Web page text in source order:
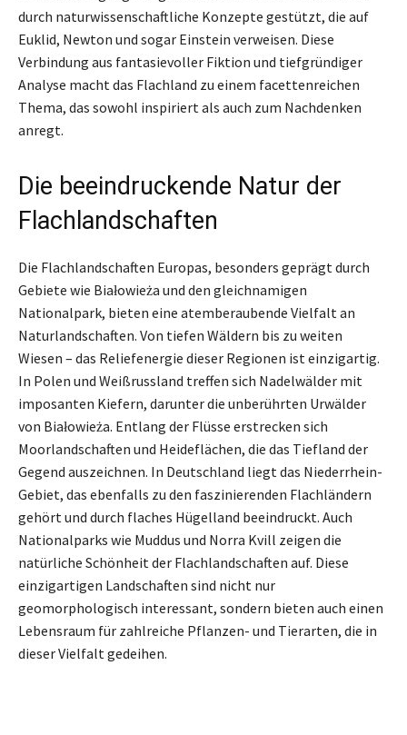
durch naturwissenschaftliche Konzepte gestützt, die auf
Euklid, Newton und sogar Einstein verweisen. Diese
Verbindung aus fantasievoller Fiktion und tiefgründiger
Analyse macht das Flachland zu einem facettenreichen
Thema, das sowohl inspiriert als auch zum Nachdenken
anregt.
Die beeindruckende Natur der
Flachlandschaften
Die Flachlandschaften Europas, besonders geprägt durch
Gebiete wie Białowieża und den gleichnamigen
Nationalpark, bieten eine atemberaubende Vielfalt an
Naturlandschaften. Von tiefen Wäldern bis zu weiten
Wiesen – das Reliefenergie dieser Regionen ist einzigartig.
In Polen und Weißrussland treffen sich Nadelwälder mit
imposanten Kiefern, darunter die unberührten Urwälder
von Białowieża. Entlang der Flüsse erstrecken sich
Moorlandschaften und Heideflächen, die das Tiefland der
Gegend auszeichnen. In Deutschland liegt das Niederrhein-
Gebiet, das ebenfalls zu den faszinierenden Flachländern
gehört und durch flaches Hügelland beeindruckt. Auch
Nationalparks wie Muddus und Norra Kvill zeigen die
natürliche Schönheit der Flachlandschaften auf. Diese
einzigartigen Landschaften sind nicht nur
geomorphologisch interessant, sondern bieten auch einen
Lebensraum für zahlreiche Pflanzen- und Tierarten, die in
dieser Vielfalt gedeihen.